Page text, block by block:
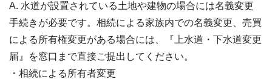
A. 水道が設置されている土地や建物の場合には名義変更
手続きが必要です。相続による家族内での名義変更、売買
による所有権変更がある場合には、『上水道・下水道変更
届』を窓口まで直接ご提出してください。
・相続による所有者変更